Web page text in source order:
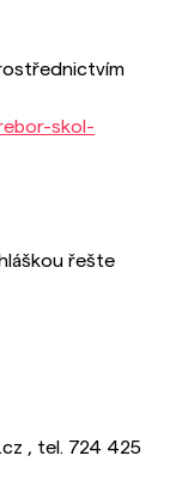
skol-
řešte
tel. 724 425